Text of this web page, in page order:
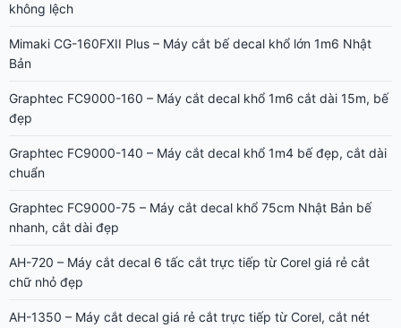
không lệch
Mimaki CG-160FXII Plus – Máy cắt bế decal khổ lớn 1m6 Nhật
Bản
Graphtec FC9000-160 – Máy cắt decal khổ 1m6 cắt dài 15m, bế
đẹp
Graphtec FC9000-140 – Máy cắt decal khổ 1m4 bế đẹp, cắt dài
chuẩn
Graphtec FC9000-75 – Máy cắt decal khổ 75cm Nhật Bản bế
nhanh, cắt dài đẹp
AH-720 – Máy cắt decal 6 tấc cắt trực tiếp từ Corel giá rẻ cắt
chữ nhỏ đẹp
AH-1350 – Máy cắt decal giá rẻ cắt trực tiếp từ Corel, cắt nét